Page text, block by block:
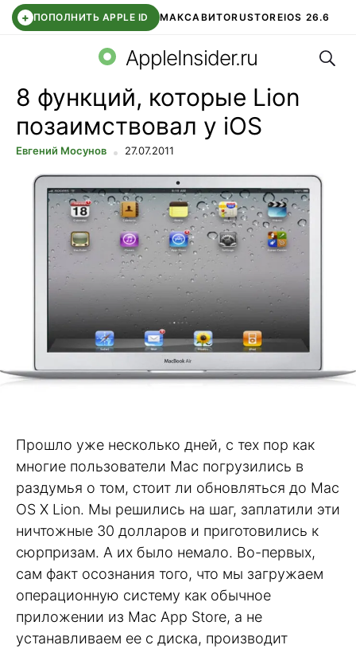
+ ПОПОЛНИТЬ APPLE ID МАКСАВИТОRUSTOREIOS 26.6
СБЕР КИДС ВТБ ОНЛАЙН ЧАТ В ROBLOX
AppleInsider.ru
8 функций, которые Lion
позаимствовал у iOS
Евгений Мосунов 27.07.2011
Прошло уже несколько дней, с тех пор как
многие пользователи Mac погрузились в
раздумья о том, стоит ли обновляться до Mac
OS X Lion. Мы решились на шаг, заплатили эти
ничтожные 30 долларов и приготовились к
сюрпризам. А их было немало. Во-первых,
сам факт осознания того, что мы загружаем
операционную систему как обычное
приложении из Mac App Store, а не
устанавливаем ее с диска, производит